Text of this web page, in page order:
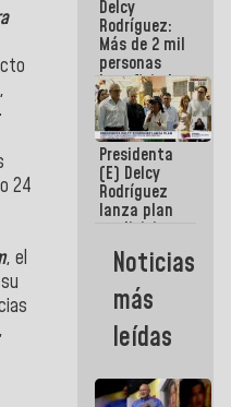
,
24
, el
Delcy
Rodríguez:
Más de 2 mil
personas
beneficiadas
con planes
para
atención de
emergencia
sísmica en
la última
semana
Presidenta
(E) Delcy
Rodríguez
lanza plan
crediticio
con subsidio
a Juntas de
Condominio
Noticias
más
leídas